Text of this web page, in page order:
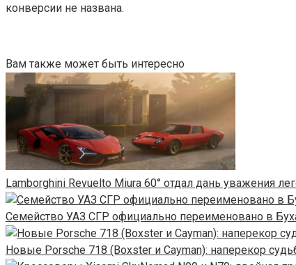
конверсии не названа.
Вам также может быть интересно
Lamborghini Revuelto Miura 60° отдал дань уважения
Семейство УАЗ СГР официально переименовано в
Новые Porsche 718 (Boxster и Cayman): наперекор